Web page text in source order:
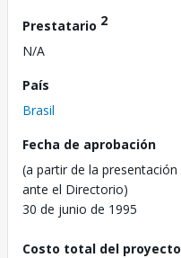
Prestatario 2
N/A
País
Brasil
Fecha de aprobación
(a partir de la presentación
ante el Directorio)
30 de junio de 1995
Costo total del proyecto